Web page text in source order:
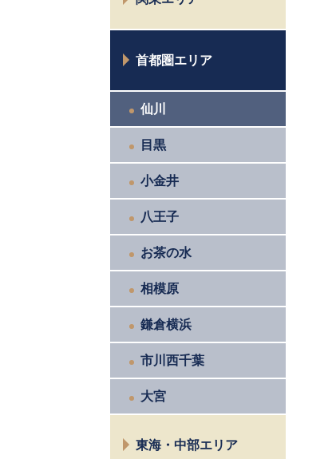
新潟
富山
太田
高崎
宇都宮
首都圏エリア
仙川
目黒
小金井
八王子
お茶の水
相模原
鎌倉横浜
市川西千葉
大宮
東海・中部エリア